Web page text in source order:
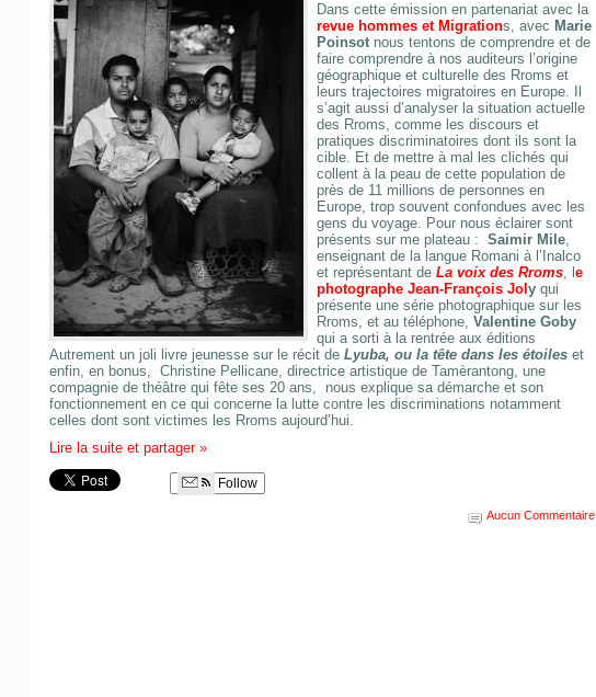
Dans cette émission en partenariat avec la
revue hommes et Migrations, avec Marie
Poinsotnous tentons de comprendre et de
faire comprendre à nos auditeurs l’origine
géographique et culturelle des Rroms et
leurs trajectoires migratoires en Europe. Il
s’agit aussi d’analyser la situation actuelle
des Rroms, comme les discours et
pratiques discriminatoires dont ils sont la
cible. Et de mettre à mal les clichés qui
collent à la peau de cette population de
près de 11 millions de personnes en
Europe, trop souvent confondues avec les
gens du voyage. Pour nous éclairer sont
présents sur me plateau : Saimir Mile,
enseignant de la langue Romani à l’Inalco
et représentant de La voix des Rroms, l e
photographe Jean-François Jol y qui
présente une série photographique sur les
Rroms, et au téléphone, Valentine Goby
qui a sorti à la rentrée aux éditions
Autrement un joli livre jeunesse sur le récit de Lyuba, ou la tête dans les étoiles et
enfin, en bonus, Christine Pellicane, directrice artistique de Tamèrantong, une
compagnie de théâtre qui fête ses 20 ans, nous explique sa démarche et son
fonctionnement en ce qui concerne la lutte contre les discriminations notamment
celles dont sont victimes les Rroms aujourd’hui.
Lire la suite et partager »
Follow
Aucun Commentaire